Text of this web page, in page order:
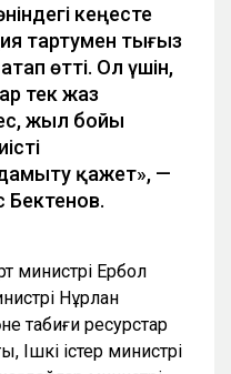
кеңесте
тартумен тығыз
өтті. Ол үшін,
тек жаз
жыл бойы
қажет», —
Бектенов.
министрі Ербол
Нұрлан
табиғи ресурстар
Ішкі істер министрі